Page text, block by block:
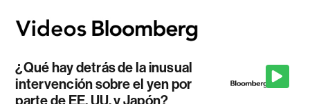
¿Qué hay detrás de la inusual
intervención sobre el yen por
parte de EE. UU. y Japón?